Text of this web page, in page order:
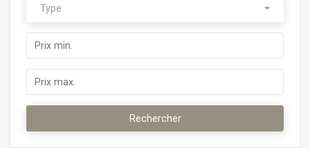
Type
Rechercher